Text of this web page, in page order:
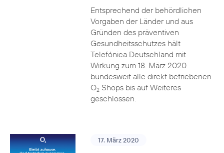
Entsprechend der behördlichen
Vorgaben der Länder und aus
Gründen des präventiven
Gesundheitsschutzes hält
Telefónica Deutschland mit
Wirkung zum 18. März 2020
bundesweit alle direkt betriebenen
O2Shops bis auf Weiteres
geschlossen.
17. März 2020